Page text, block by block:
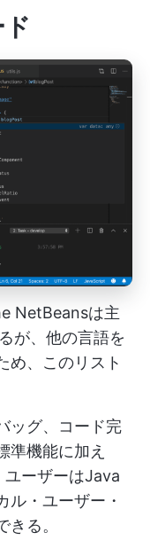
NetBeansは主
が、他の言語を
め、このリスト
ッグ、コード完
準機能に加え
ユーザーはJava
ル・ユーザー・
る。